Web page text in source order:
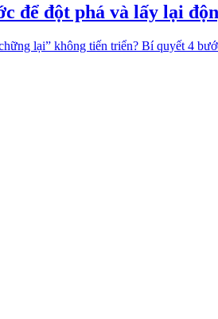
để đột phá và lấy lại
lại” không tiến triển? Bí quyết 4